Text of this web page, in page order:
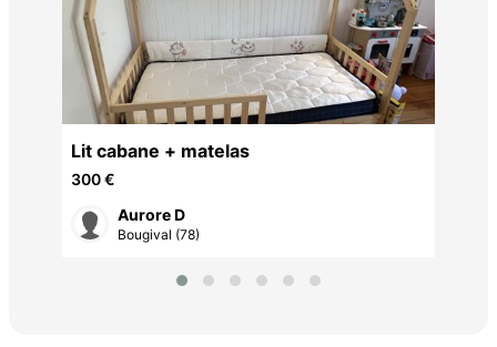
Lit cabane + matelas
300 €
Aurore D
Bougival (78)